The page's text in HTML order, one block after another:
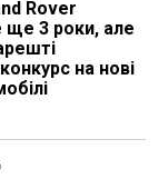
Rover
3 роки, але
на нові